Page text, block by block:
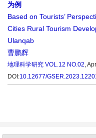
为例
Based on Tourists’
Cities Rural Tourism
Ulanqab
曹鹏辉
地理科学研究 VOL.12 NO.02,
DOI:10.12677/